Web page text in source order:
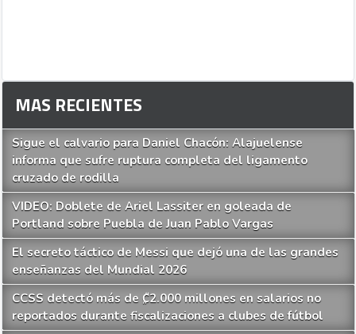
MAS RECIENTES
Sigue el calvario para Daniel Chacón: Alajuelense
informa que sufre ruptura completa del ligamento
cruzado de rodilla
VIDEO: Doblete de Ariel Lassiter en goleada de
Portland sobre Puebla de Juan Pablo Vargas
El secreto táctico de Messi que dejó una de las grandes
enseñanzas del Mundial 2026
CCSS detectó más de ₡2.000 millones en salarios no
reportados durante fiscalizaciones a clubes de fútbol